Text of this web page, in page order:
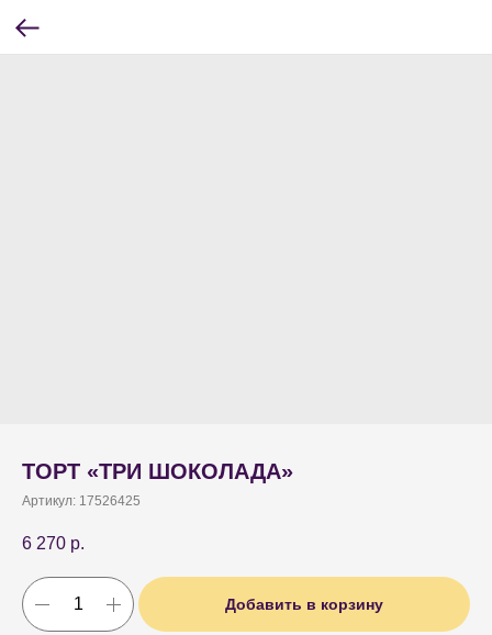
ТОРТ «ТРИ ШОКОЛАДА»
Артикул: 17526425
6 270 р.
Добавить в корзину